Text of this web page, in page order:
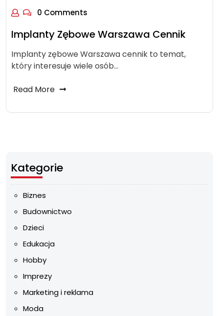
0 Comments
Implanty Zębowe Warszawa Cennik
Implanty zębowe Warszawa cennik to temat,
który interesuje wiele osób…
Read More
Kategorie
Biznes
Budownictwo
Dzieci
Edukacja
Hobby
Imprezy
Marketing i reklama
Moda